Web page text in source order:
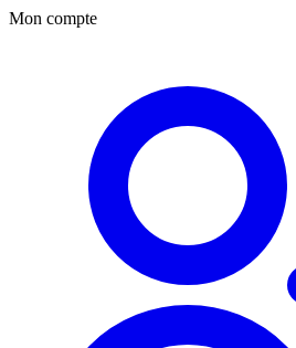
Mon compte